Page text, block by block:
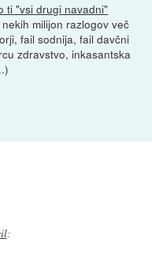
ti "vsi drugi navadni"
milijon razlogov več
fail sodnija, fail davčni
zdravstvo, inkasantska
: